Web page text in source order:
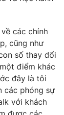
có sự chấp
hành lại
các chính
cũng như
số thay đổi
điểm khác
đây là tôi
các phóng sự
với khách